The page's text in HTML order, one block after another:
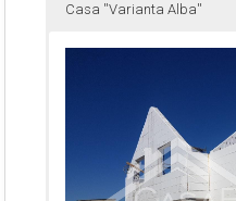
Casa ''Varianta Alba''